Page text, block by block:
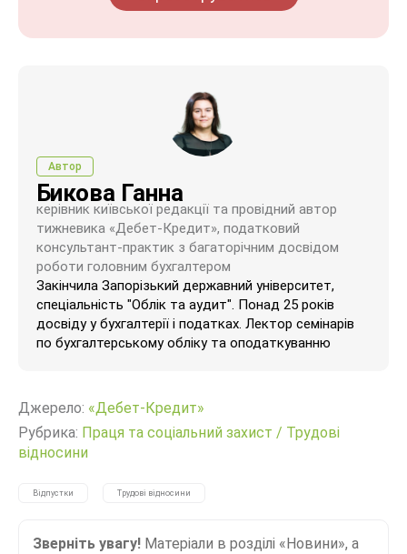
Автор
Бикова Ганна
керівник київської редакції та провідний автор
тижневика «Дебет-Кредит», податковий
консультант-практик з багаторічним досвідом
роботи головним бухгалтером
Закінчила Запорізький державний університет,
спеціальність "Облік та аудит". Понад 25 років
досвіду у бухгалтерії і податках. Лектор семінарів
по бухгалтерському обліку та оподаткуванню
Джерело: «Дебет-Кредит»
Рубрика: Праця та соціальний захист / Трудові
відносини
Відпустки Трудові відносини
Зверніть увагу! Матеріали в розділі «Новини», а